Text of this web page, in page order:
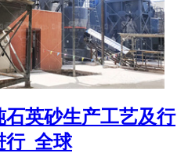
英砂生产工艺及行
行_全球